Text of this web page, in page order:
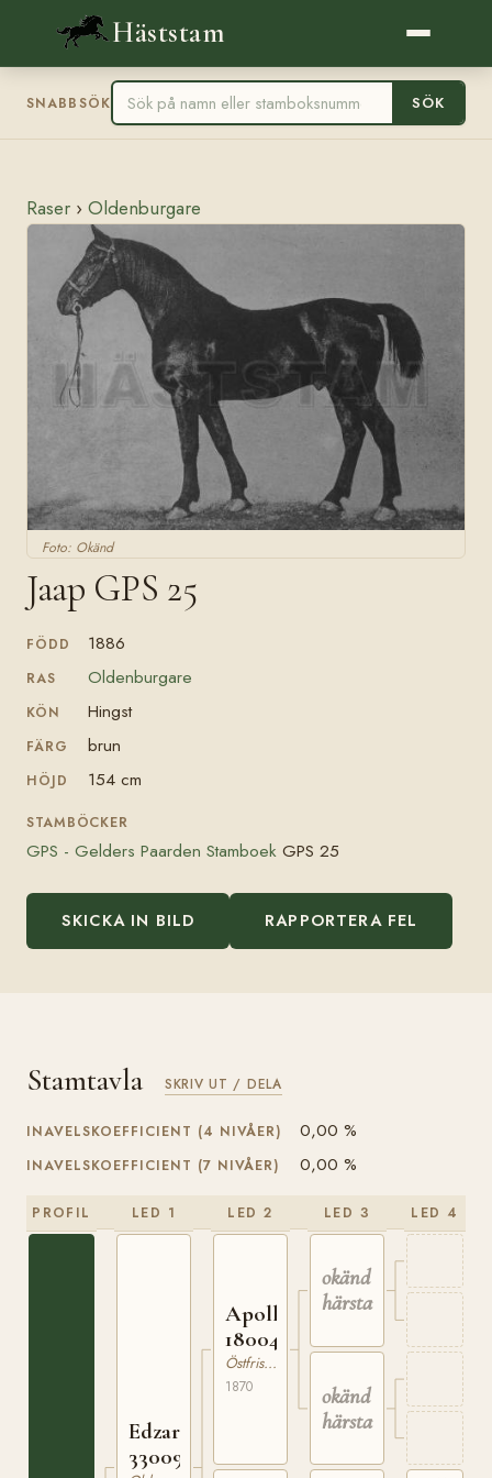
Häststam
SNABBSÖK SÖK
Raser › Oldenburgare
Foto: Okänd
Jaap GPS 25
FÖDD 1886
RAS Oldenburgare
KÖN Hingst
FÄRG brun
HÖJD 154 cm
STAMBÖCKER
GPS - Gelders Paarden Stamboek GPS 25
SKICKA IN BILD RAPPORTERA FEL
Stamtavla SKRIV UT / DELA
INAVELSKOEFFICIENT (4 NIVÅER) 0,00 %
INAVELSKOEFFICIENT (7 NIVÅER) 0,00 %
PROFIL LED 1
Edzard
330093777
LED 2
Apollo
180049400
Östfrisisk Häst
1870
LED 3
okänd
härstamning
okänd
härstamning
LED 4